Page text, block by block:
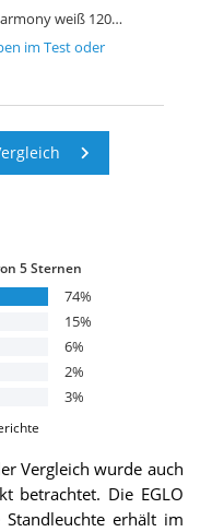
Moderne Design Stehlampe Harmony weiß 120cm Stehleuchte
im Test oder
5 Sternen
74%
15%
6%
2%
3%
Vergleich wurde auch
betrachtet. Die EGLO
erhält im